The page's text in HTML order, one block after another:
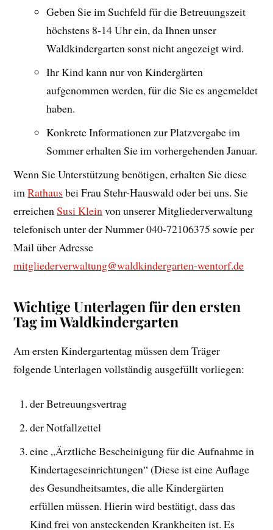
Geben Sie im Suchfeld für die Betreuungszeit
höchstens 8-14 Uhr ein, da Ihnen unser
Waldkindergarten sonst nicht angezeigt wird.
Ihr Kind kann nur von Kindergärten
aufgenommen werden, für die Sie es angemeldet
haben.
Konkrete Informationen zur Platzvergabe im
Sommer erhalten Sie im vorhergehenden Januar.
Wenn Sie Unterstützung benötigen, erhalten Sie diese
imRathaus bei Frau Stehr-Hauswald oder bei uns. Sie
erreichenSusi Kleinvon unserer Mitgliederverwaltung
telefonisch unter der Nummer 040-72106375 sowie per
Mail über Adresse
mitgliederverwaltung@waldkindergarten-wentorf.de
Wichtige Unterlagen für den ersten
Tag im Waldkindergarten
Am ersten Kindergartentag müssen dem Träger
folgende Unterlagen vollständig ausgefüllt vorliegen:
der Betreuungsvertrag
der Notfallzettel
eine „Ärztliche Bescheinigung für die Aufnahme in
Kindertageseinrichtungen“ (Diese ist eine Auflage
des Gesundheitsamtes, die alle Kindergärten
erfüllen müssen. Hierin wird bestätigt, dass das
Kind frei von ansteckenden Krankheiten ist. Es